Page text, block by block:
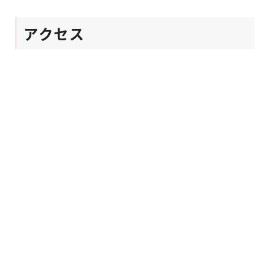
アクセス